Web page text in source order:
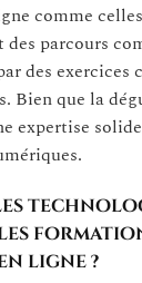
comme
parcours
des exercices
Bien que la
expertise
ligne ?